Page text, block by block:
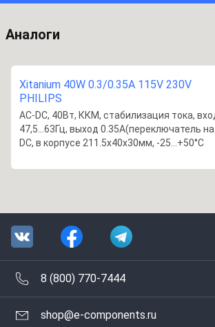
Аналоги
Xitanium 40W 0.3/0.35A 115V 230V
PHILIPS
AC-DC, 40Вт, ККМ, стабилизация тока,
47,5…63Гц, выход 0.35A(переключатель
DC, в корпусе 211.5х40х30мм, -25…+50°С
8 (800) 770-7444
shop@e-components.ru